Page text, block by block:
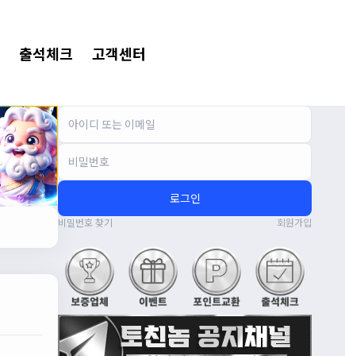
출석체크 고객센터
로그인
비밀번호 찾기 회원가입